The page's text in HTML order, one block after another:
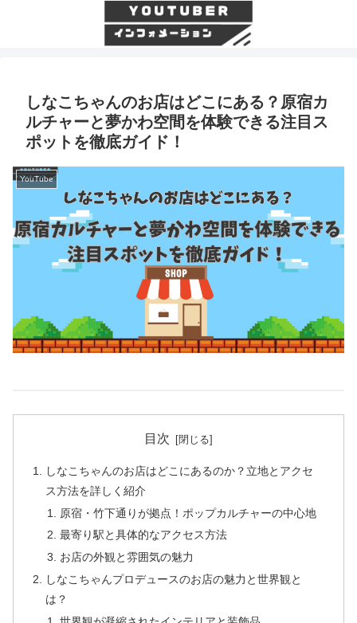
しなこちゃんのお店はどこにある？原宿カ
ルチャーと夢かわ空間を体験できる注目ス
ポットを徹底ガイド！
YouTube
目次
しなこちゃんのお店はどこにあるのか？立地とアクセ
ス方法を詳しく紹介
原宿・竹下通りが拠点！ポップカルチャーの中心地
最寄り駅と具体的なアクセス方法
お店の外観と雰囲気の魅力
しなこちゃんプロデュースのお店の魅力と世界観と
は？